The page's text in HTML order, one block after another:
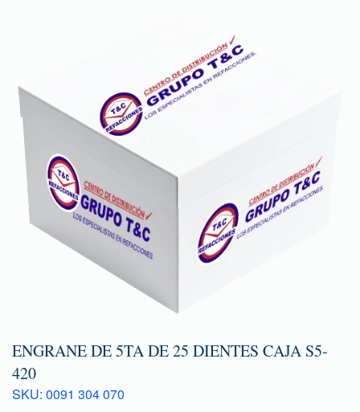
ENGRANE DE 5TA DE 25 DIENTES CAJA S5-
420
SKU: 0091 304 070